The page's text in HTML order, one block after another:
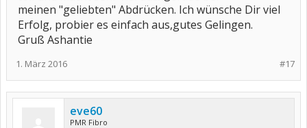
meinen "geliebten" Abdrücken. Ich wünsche Dir viel
Erfolg, probier es einfach aus,gutes Gelingen.
Gruß Ashantie
#17
1. März 2016
eve60
PMR Fibro